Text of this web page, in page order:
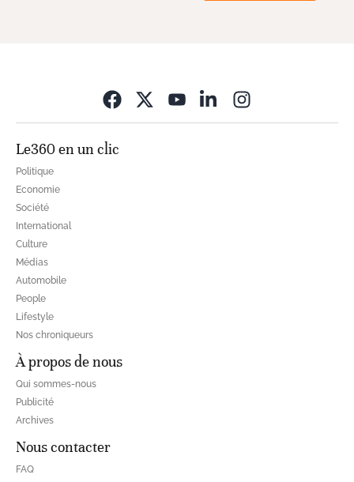
Le360 en un clic
Politique
Economie
Société
International
Culture
Médias
Automobile
People
Lifestyle
Nos chroniqueurs
À propos de nous
Qui sommes-nous
Publicité
Archives
Nous contacter
FAQ